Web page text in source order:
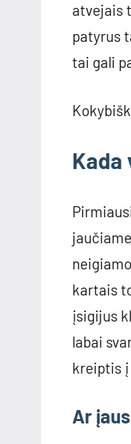
atvejais
patyrus
tai gali
Kada
kartais
įsigijus
labai
kreiptis
Ar